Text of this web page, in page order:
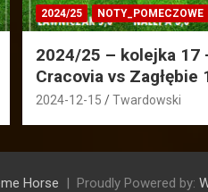
2024/25 NOTY_POMECZOWE
2024/25 – kolejka 17
Cracovia vs Zagłębie
2024-12-15 Twardowski
Horse Proudly Powered by: